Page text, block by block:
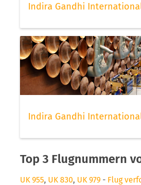
Indira Gandhi
Indira Gandhi
Top 3 Flugnummern
UK 955, UK 830, UK 979 - Flug